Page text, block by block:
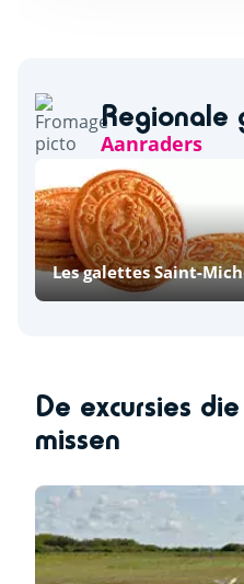
Regionale
Aanraders
Les galettes Saint-
De excursies
missen